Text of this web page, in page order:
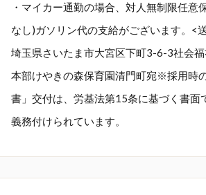
・マイカー通勤の場合、対人無制限任意
なし)ガソリン代の支給がございます。<
埼玉県さいたま市大宮区下町3-6-3社会
本部けやきの森保育園清門町宛※採用時
書」交付は、労基法第15条に基づく書面
義務付けられています。